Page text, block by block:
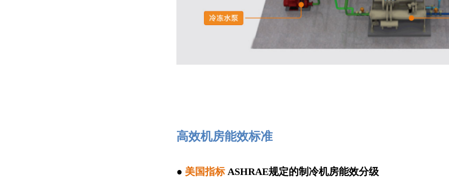
高效机房能效标准
● 美国指标ASHRAE规定的制冷机房能效分级